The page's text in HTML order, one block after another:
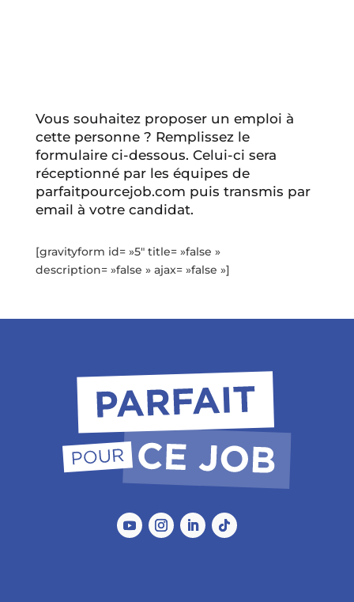
Vous souhaitez proposer un emploi à
cette personne ? Remplissez le
formulaire ci-dessous. Celui-ci sera
réceptionné par les équipes de
parfaitpourcejob.com puis transmis par
email à votre candidat.
[gravityform id= »5″ title= »false »
description= »false » ajax= »false »]